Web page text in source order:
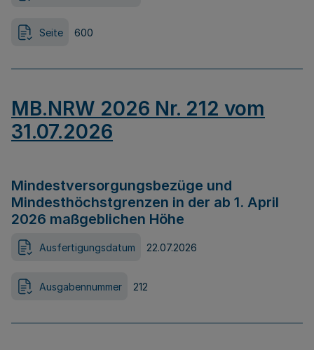
Seite 600
MB.NRW 2026 Nr. 212 vom
31.07.2026
Mindestversorgungsbezüge und
Mindesthöchstgrenzen in der ab 1. April
2026 maßgeblichen Höhe
Ausfertigungsdatum 22.07.2026
Ausgabennummer 212